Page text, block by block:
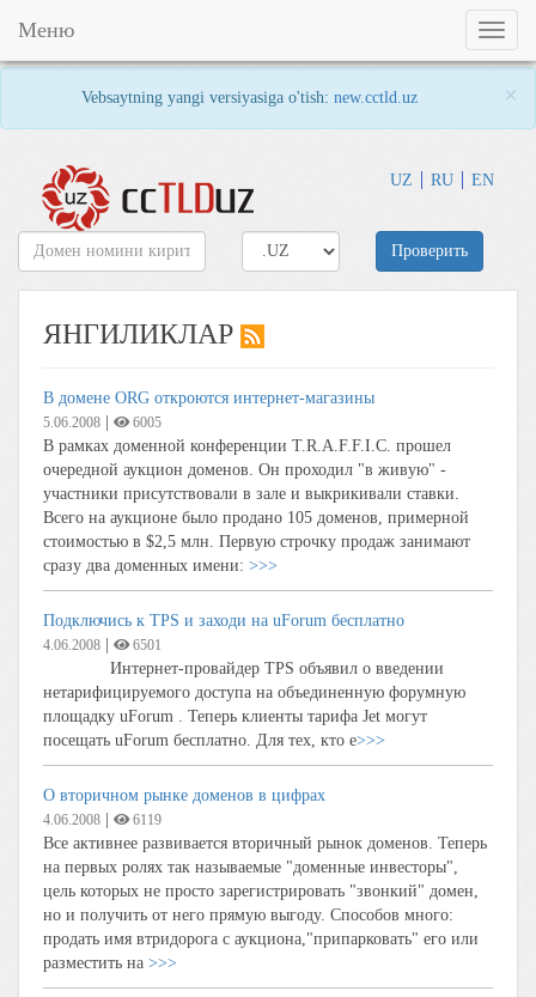
Vebsaytning yangi versiyasiga o'tish: new.cctld.uz ×
UZ RU EN
Toggle
Меню
Проверить
ЯНГИЛИКЛАР
В домене ORG откроются интернет-магазины
5.06.2008 6005
В рамках доменной конференции T.R.A.F.F.I.C. прошел
очередной аукцион доменов. Он проходил "в живую" -
участники присутствовали в зале и выкрикивали ставки.
Всего на аукционе было продано 105 доменов, примерной
стоимостью в $2,5 млн. Первую строчку продаж занимают
сразу два доменных имени: >>>
Подключись к TPS и заходи на uForum бесплатно
4.06.2008 6501
Интернет-провайдер TPS объявил о введении
нетарифицируемого доступа на объединенную форумную
площадку uForum . Теперь клиенты тарифа Jet могут
посещать uForum бесплатно. Для тех, кто е>>>
О вторичном рынке доменов в цифрах
4.06.2008 6119
Все активнее развивается вторичный рынок доменов. Теперь
на первых ролях так называемые "доменные инвесторы",
цель которых не просто зарегистрировать "звонкий" домен,
но и получить от него прямую выгоду. Способов много:
продать имя втридорога с аукциона,"припарковать" его или
разместить на >>>